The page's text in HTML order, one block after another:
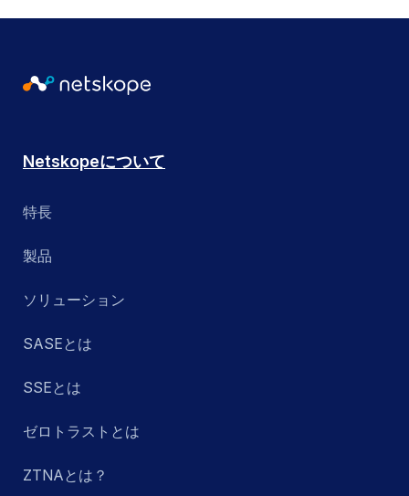
Netskopeについて
特長
製品
ソリューション
SASEとは
SSEとは
ゼロトラストとは
ZTNAとは？